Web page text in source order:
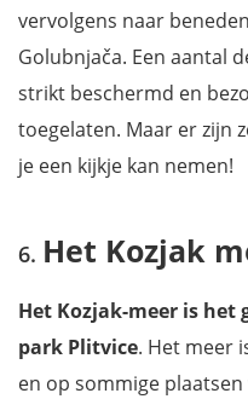
vervolgens naar
Golubnjača. Een aantal
strikt beschermd en
toegelaten. Maar er zijn
je een kijkje kan nemen!
Het Kozjak
Het Kozjak-meer is
park Plitvice. Het meer
en op sommige